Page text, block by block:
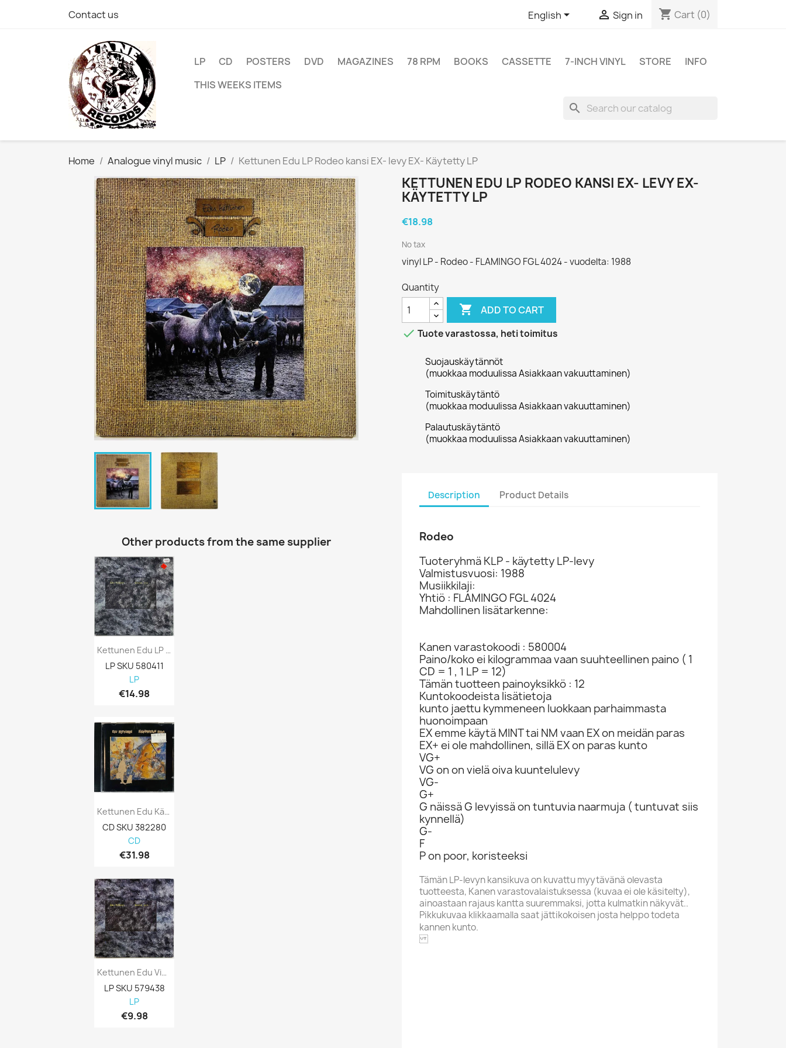
Contact us English  Sign in shopping_cart Cart (0)
LP CD POSTERS DVD MAGAZINES 78 RPM BOOKS CASSETTE 7-INCH VINYL STORE
INFO
THIS WEEKS ITEMS
search
Home Analogue vinyl music LP Kettunen Edu LP Rodeo kansi EX- levy EX- Käytetty LP
Other products from the same supplier
Kettunen Edu LP Eräänä Yönä... Kansi EX...
LP SKU 580411
LP
€14.98
Kettunen Edu Käytetty CD Kaupparatsun...
CD SKU 382280
CD
€31.98
Kettunen Edu Vinyl LP Eräänä Yönä... Vinyl LP
LP SKU 579438
LP
€9.98
KETTUNEN EDU LP RODEO KANSI EX- LEVY EX-
KÄYTETTY LP
€18.98
No tax
vinyl LP - Rodeo - FLAMINGO FGL 4024 - vuodelta: 1988
Quantity
 ADD TO CART
 Tuote varastossa, heti toimitus
Suojauskäytännöt
(muokkaa moduulissa Asiakkaan vakuuttaminen)
Toimituskäytäntö
(muokkaa moduulissa Asiakkaan vakuuttaminen)
Palautuskäytäntö
(muokkaa moduulissa Asiakkaan vakuuttaminen)
Description Product Details
Rodeo
Tuoteryhmä KLP - käytetty LP-levy
Valmistusvuosi: 1988
Musiikkilaji:
Yhtiö : FLAMINGO FGL 4024
Mahdollinen lisätarkenne:
Kanen varastokoodi : 580004
Paino/koko ei kilogrammaa vaan suuhteellinen paino ( 1
CD = 1 , 1 LP = 12)
Tämän tuotteen painoyksikkö : 12
Kuntokoodeista lisätietoja
kunto jaettu kymmeneen luokkaan parhaimmasta
huonoimpaan
EX emme käytä MINT tai NM vaan EX on meidän paras
EX+ ei ole mahdollinen, sillä EX on paras kunto
VG+
VG on on vielä oiva kuuntelulevy
VG-
G+
G näissä G levyissä on tuntuvia naarmuja ( tuntuvat siis
kynnellä)
G-
F
P on poor, koristeeksi
Tämän LP-levyn kansikuva on kuvattu myytävänä olevasta
tuotteesta, Kanen varastovalaistuksessa (kuvaa ei ole käsitelty),
ainoastaan rajaus kantta suuremmaksi, jotta kulmatkin näkyvät..
Pikkukuvaa klikkaamalla saat jättikokoisen josta helppo todeta
kannen kunto.